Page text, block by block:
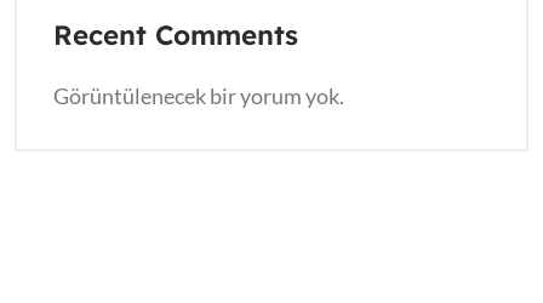
Recent Comments
Görüntülenecek bir yorum yok.